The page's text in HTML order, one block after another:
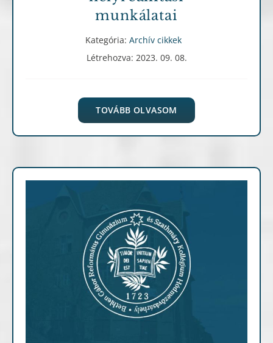
munkálatai
Kategória: Archív cikkek
Létrehozva: 2023. 09. 08.
TOVÁBB OLVASOM
Archív cikkek